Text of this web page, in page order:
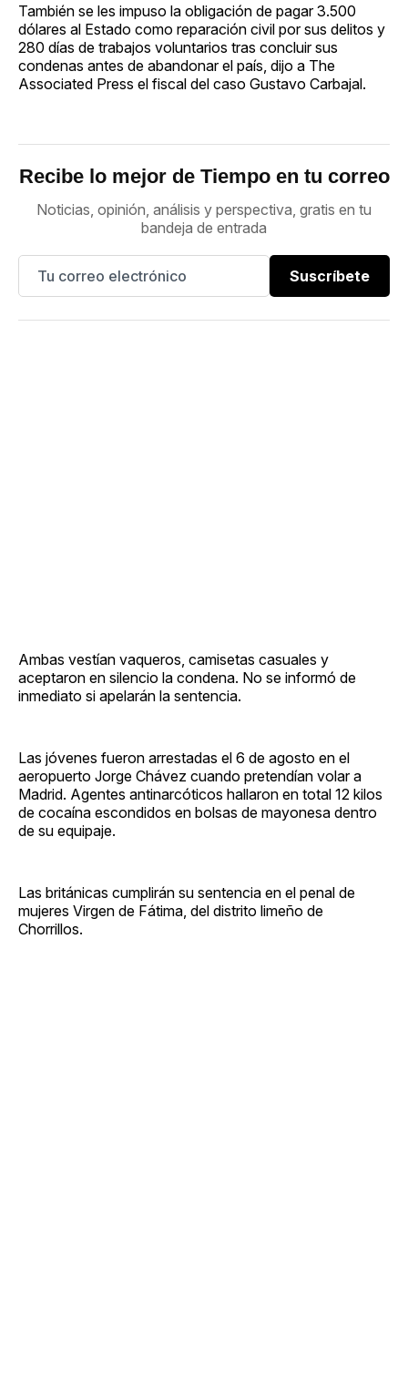
También se les impuso la obligación de pagar 3.500
dólares al Estado como reparación civil por sus delitos y
280 días de trabajos voluntarios tras concluir sus
condenas antes de abandonar el país, dijo a The
Associated Press el fiscal del caso Gustavo Carbajal.
Recibe lo mejor de Tiempo en tu correo
Noticias, opinión, análisis y perspectiva, gratis en tu
bandeja de entrada
Suscríbete
Ambas vestían vaqueros, camisetas casuales y
aceptaron en silencio la condena. No se informó de
inmediato si apelarán la sentencia.
Las jóvenes fueron arrestadas el 6 de agosto en el
aeropuerto Jorge Chávez cuando pretendían volar a
Madrid. Agentes antinarcóticos hallaron en total 12 kilos
de cocaína escondidos en bolsas de mayonesa dentro
de su equipaje.
Las británicas cumplirán su sentencia en el penal de
mujeres Virgen de Fátima, del distrito limeño de
Chorrillos.